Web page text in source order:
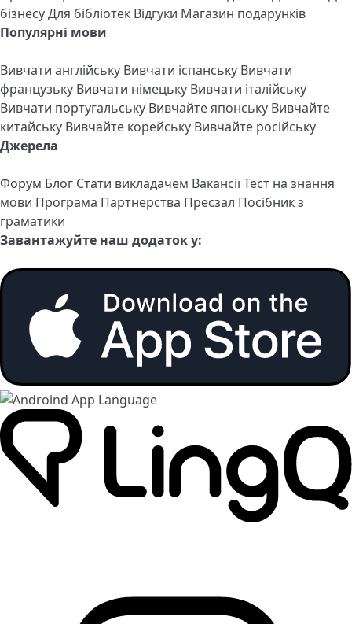
бізнесуДля бібліотек Відгуки Магазин подарунків
Популярні мови
Вивчати англійську Вивчати іспанську Вивчати
французьку Вивчати німецьку Вивчати італійську
Вивчати португальську Вивчайте японську Вивчайте
китайську Вивчайте корейську Вивчайте російську
Джерела
Форум Блог Стати викладачем ВакансіїТест на знання
мови Програма Партнерства Пресзал Посібник з
граматики
Завантажуйте наш додаток у: